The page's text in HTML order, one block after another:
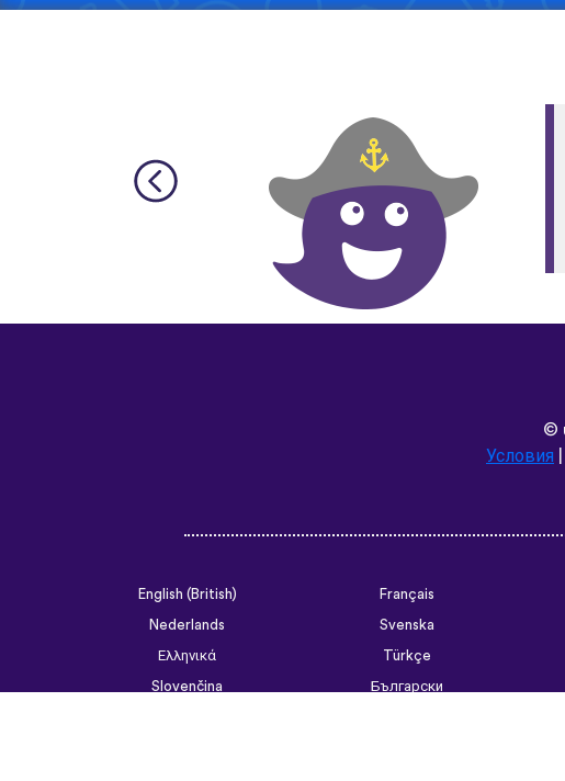
Условия|
Nederlands
Svenska
Ελληνικά
Türkçe
Slovenčina
Български
ไทย
Tiếng Việt